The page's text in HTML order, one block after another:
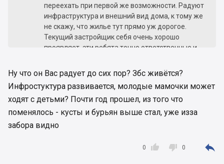
переехать при первой же возможности. Радуют
инфраструктура и внешний вид дома, к тому же
не скажу, что жилье тут прямо уж дорогое.
Текущий застройщик себя очень хорошо
проявляет, эти ребята точно ответственные и
Ну что он Вас радует до сих пор? Збс живётся?
Инфростуктура развивается, молодые мамочки может
ходят с детьми? Почти год прошел, из того что
поменялось - кусты и бурьян выше стал, уже изза
забора видно

0  0 